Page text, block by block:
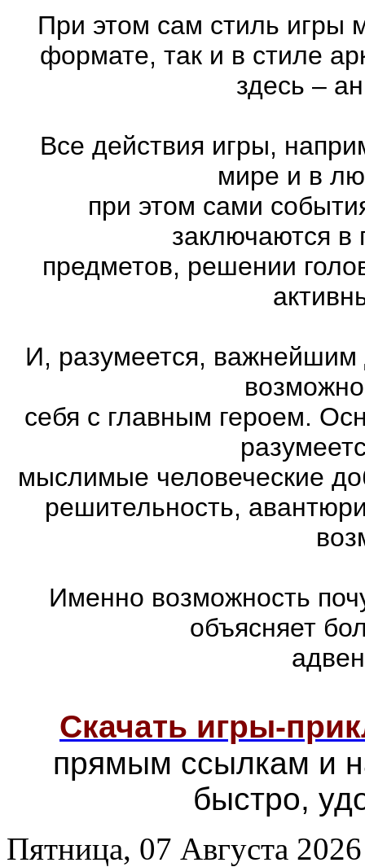
При этом сам стиль игры
формате, так и в стиле
здесь –
Все действия игры,
мире и в
при этом сами
заключаются в
предметов, решении
И, разумеется, важнейшим
себя с главным героем.
мыслимые человеческие
решительность,
Именно возможность
объясняет
Скачать игры-
прямым ссылкам и
быстро,
Пятница, 07 Августа 2026